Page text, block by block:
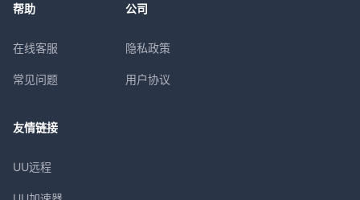
帮助
在线客服
常见问题
公司
隐私政策
用户协议
友情链接
UU远程